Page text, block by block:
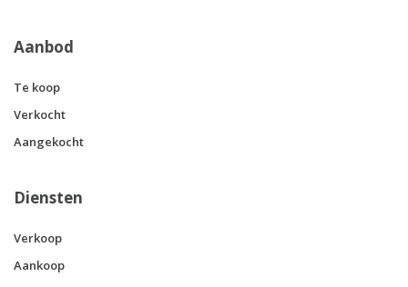
Aanbod
Te koop
Verkocht
Aangekocht
Diensten
Verkoop
Aankoop